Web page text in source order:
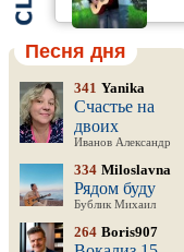
Песня дня
341 Yanika
Счастье на
двоих
Иванов Александр
334 Miloslavna
Рядом буду
Бублик Михаил
264 Boris907